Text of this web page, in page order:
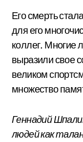
Его смерть
для его
коллег. Многие
выразили свое
великом
множество
Геннадий
людей как